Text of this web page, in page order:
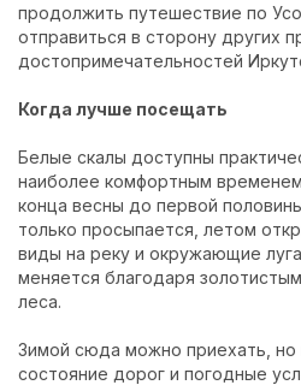
продолжить путешествие по
отправиться в сторону других
достопримечательностей
Когда лучше посещать
Белые скалы доступны
наиболее комфортным
конца весны до первой
только просыпается, летом
виды на реку и окружающие
меняется благодаря
леса.
Зимой сюда можно приехать, но
состояние дорог и погодные